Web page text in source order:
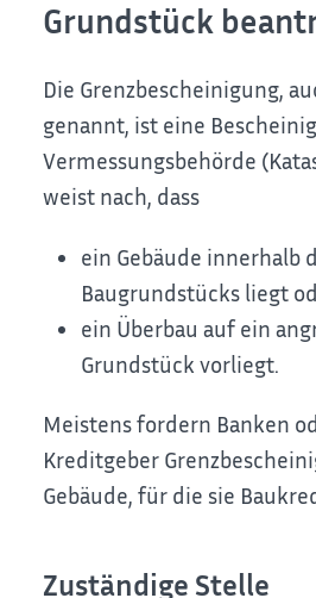
Grundstück
Die Grenzbescheinigung,
genannt, ist eine
Vermessungsbehörde
weist nach, dass
ein Gebäude innerhalb
Baugrundstücks liegt
ein Überbau auf ein
Grundstück vorliegt.
Meistens fordern Banken
Kreditgeber
Gebäude, für die sie
Zuständige Stelle